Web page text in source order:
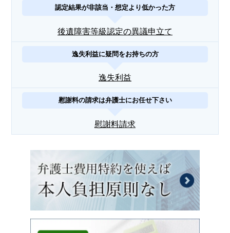
認定結果が非該当・想定より低かった方
後遺障害等級認定の異議申立て
逸失利益に疑問をお持ちの方
逸失利益
慰謝料の請求は弁護士にお任せ下さい
慰謝料請求